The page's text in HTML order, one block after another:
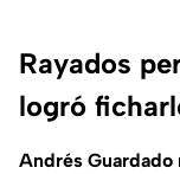
Rayados
logró
Andrés Guardado